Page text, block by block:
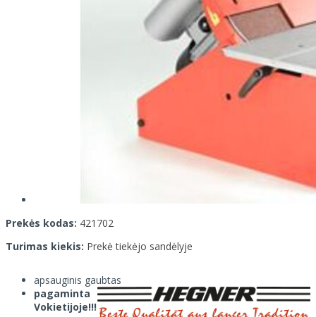
Prekės kodas: 421702
Turimas kiekis: Prekė tiekėjo sandėlyje
apsauginis gaubtas
pagaminta
Vokietijoje!!!